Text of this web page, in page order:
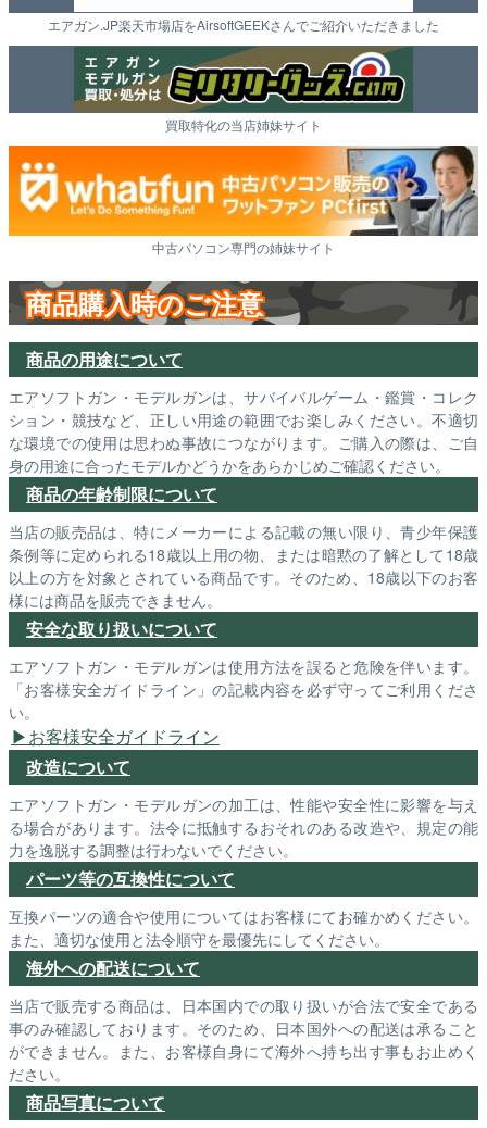
エアガン.JP楽天市場店をAirsoftGEEKさんでご紹介いただきました
買取特化の当店姉妹サイト
中古パソコン専門の姉妹サイト
商品購入時のご注意
商品の用途について
エアソフトガン・モデルガンは、サバイバルゲーム・鑑賞・コレク
ション・競技など、正しい用途の範囲でお楽しみください。不適切
な環境での使用は思わぬ事故につながります。ご購入の際は、ご自
身の用途に合ったモデルかどうかをあらかじめご確認ください。
商品の年齢制限について
当店の販売品は、特にメーカーによる記載の無い限り、青少年保護
条例等に定められる18歳以上用の物、または暗黙の了解として18歳
以上の方を対象とされている商品です。そのため、18歳以下のお客
様には商品を販売できません。
安全な取り扱いについて
エアソフトガン・モデルガンは使用方法を誤ると危険を伴います。
「お客様安全ガイドライン」の記載内容を必ず守ってご利用くださ
い。
お客様安全ガイドライン
改造について
エアソフトガン・モデルガンの加工は、性能や安全性に影響を与え
る場合があります。法令に抵触するおそれのある改造や、規定の能
力を逸脱する調整は行わないでください。
パーツ等の互換性について
互換パーツの適合や使用についてはお客様にてお確かめください。
また、適切な使用と法令順守を最優先にしてください。
海外への配送について
当店で販売する商品は、日本国内での取り扱いが合法で安全である
事のみ確認しております。そのため、日本国外への配送は承ること
ができません。また、お客様自身にて海外へ持ち出す事もお止めく
ださい。
商品写真について